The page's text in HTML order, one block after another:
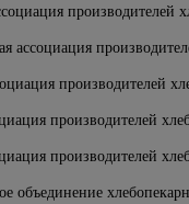
производителей
ассоциация
производителей
производителей
производителей
объединение